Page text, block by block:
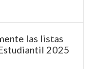
las listas
2025